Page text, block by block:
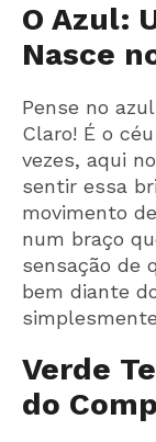
O Azul:
Nasce
Pense no
Claro! É o
vezes, aqui
sentir essa
movimento
num braço
sensação de
bem diante
Verde
do